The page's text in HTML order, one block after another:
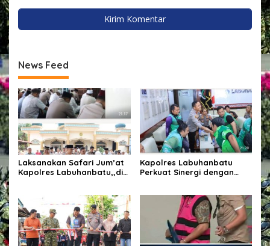
News Feed
Laksanakan Safari Jum’at
Kapolres Labuhanbatu,,di
Kapolres Labuhanbatu
Perkuat Sinergi dengan